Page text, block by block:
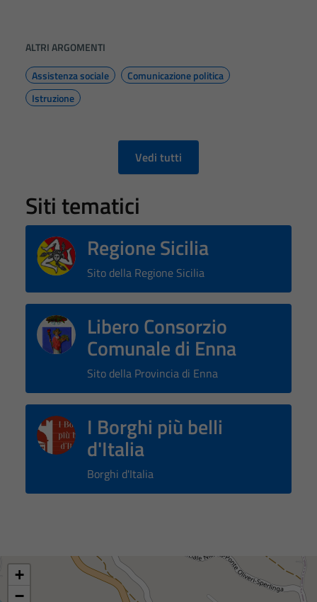
ALTRI ARGOMENTI
Assistenza sociale
Comunicazione politica
Istruzione
Vedi tutti
Siti tematici
Regione Sicilia
Sito della Regione Sicilia
Libero Consorzio
Comunale di Enna
Sito della Provincia di Enna
I Borghi più belli
d'Italia
Borghi d'Italia
+
−